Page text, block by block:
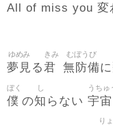
All of miss you 変
夢見
ゆめみ
る君
きみ
無防備
むぼうび
に
僕
ぼく
の知
し
らない 宇宙
うちゅ
り